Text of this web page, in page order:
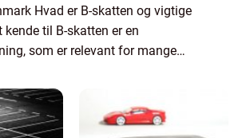
Hvad er B-skatten og vigtige
kende til B-skatten er en
som er relevant for mange
interesseret i skattelovgivni...